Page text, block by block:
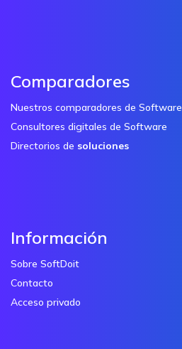
Comparadores
Nuestros comparadores de Software
Consultores digitales de Software
Directorios de soluciones
Información
Sobre SoftDoit
Contacto
Acceso privado